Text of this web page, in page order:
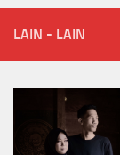
LAIN - LAIN